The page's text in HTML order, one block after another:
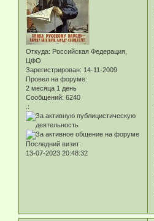
Откуда: Российская Федерация,
ЦФО
Зарегистрирован: 14-11-2009
Провел на форуме:
2 месяца 1 день
Сообщений: 6240
.:
Последний визит:
13-07-2023 20:48:32